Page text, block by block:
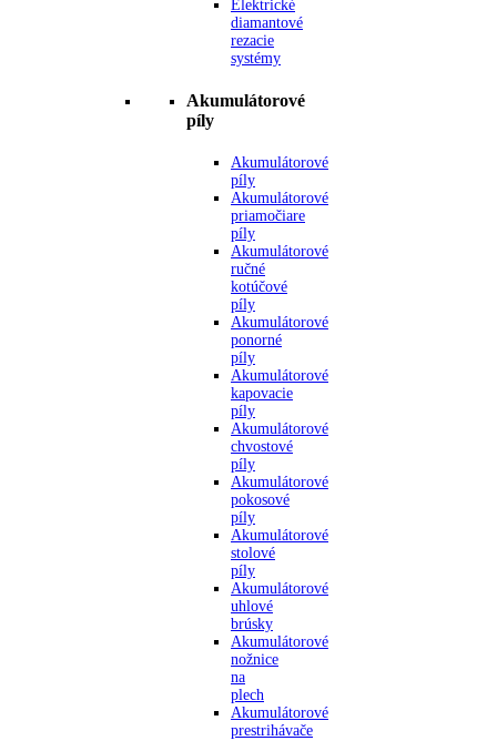
Elektrické
diamantové
rezacie
systémy
Akumulátorové
píly
Akumulátorové
píly
Akumulátorové
priamočiare
píly
Akumulátorové
ručné
kotúčové
píly
Akumulátorové
ponorné
píly
Akumulátorové
kapovacie
píly
Akumulátorové
chvostové
píly
Akumulátorové
pokosové
píly
Akumulátorové
stolové
píly
Akumulátorové
uhlové
brúsky
Akumulátorové
nožnice
na
plech
Akumulátorové
prestrihávače